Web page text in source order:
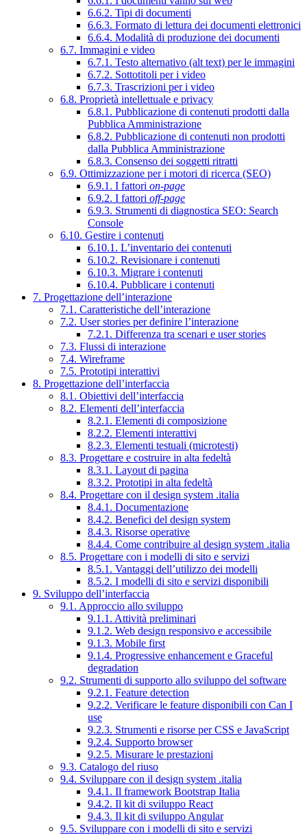
6.6.2. Tipi di documenti
6.6.3. Formato di lettura dei documenti elettronici
6.6.4. Modalità di produzione dei documenti
6.7. Immagini e video
6.7.1. Testo alternativo (alt text) per le immagini
6.7.2. Sottotitoli per i video
6.7.3. Trascrizioni per i video
6.8. Proprietà intellettuale e privacy
6.8.1. Pubblicazione di contenuti prodotti dalla
Pubblica Amministrazione
6.8.2. Pubblicazione di contenuti non prodotti
dalla Pubblica Amministrazione
6.8.3. Consenso dei soggetti ritratti
6.9. Ottimizzazione per i motori di ricerca (SEO)
6.9.1. I fattori on-page
6.9.2. I fattori off-page
6.9.3. Strumenti di diagnostica SEO: Search
Console
6.10. Gestire i contenuti
6.10.1. L’inventario dei contenuti
6.10.2. Revisionare i contenuti
6.10.3. Migrare i contenuti
6.10.4. Pubblicare i contenuti
7. Progettazione dell’interazione
7.1. Caratteristiche dell’interazione
7.2. User stories per definire l’interazione
7.2.1. Differenza tra scenari e user stories
7.3. Flussi di interazione
7.4. Wireframe
7.5. Prototipi interattivi
8. Progettazione dell’interfaccia
8.1. Obiettivi dell’interfaccia
8.2. Elementi dell’interfaccia
8.2.1. Elementi di composizione
8.2.2. Elementi interattivi
8.2.3. Elementi testuali (microtesti)
8.3. Progettare e costruire in alta fedeltà
8.3.1. Layout di pagina
8.3.2. Prototipi in alta fedeltà
8.4. Progettare con il design system .italia
8.4.1. Documentazione
8.4.2. Benefici del design system
8.4.3. Risorse operative
8.4.4. Come contribuire al design system .italia
8.5. Progettare con i modelli di sito e servizi
8.5.1. Vantaggi dell’utilizzo dei modelli
8.5.2. I modelli di sito e servizi disponibili
9. Sviluppo dell’interfaccia
9.1. Approccio allo sviluppo
9.1.1. Attività preliminari
9.1.2. Web design responsivo e accessibile
9.1.3. Mobile first
9.1.4. Progressive enhancement e Graceful
degradation
9.2. Strumenti di supporto allo sviluppo del software
9.2.1. Feature detection
9.2.2. Verificare le feature disponibili con Can I
use
9.2.3. Strumenti e risorse per CSS e JavaScript
9.2.4. Supporto browser
9.2.5. Misurare le prestazioni
9.3. Catalogo del riuso
9.4. Sviluppare con il design system .italia
9.4.1. Il framework Bootstrap Italia
9.4.2. Il kit di sviluppo React
9.4.3. Il kit di sviluppo Angular
9.5. Sviluppare con i modelli di sito e servizi